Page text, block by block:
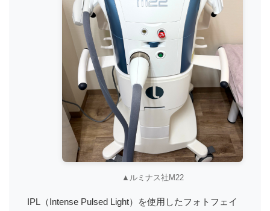
▲ルミナス社M22
IPL（Intense Pulsed Light）を使用したフォトフェイ